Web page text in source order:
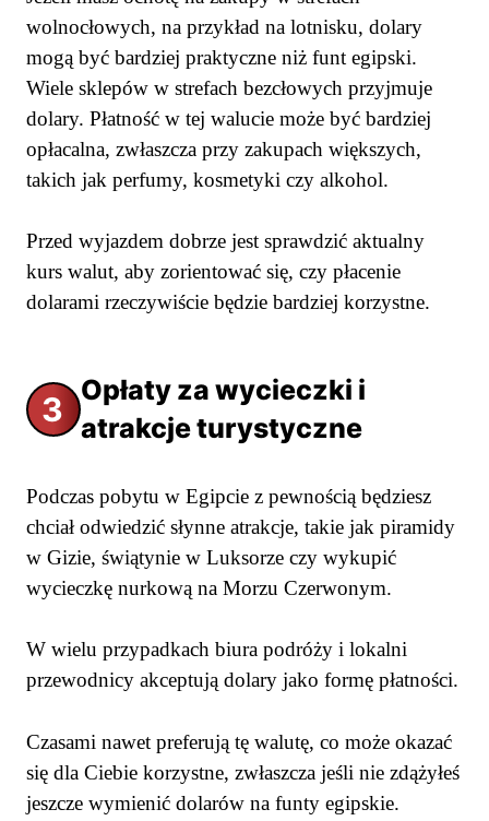
wolnocłowych, na przykład na lotnisku, dolary
mogą być bardziej praktyczne niż funt egipski.
Wiele sklepów w strefach bezcłowych przyjmuje
dolary. Płatność w tej walucie może być bardziej
opłacalna, zwłaszcza przy zakupach większych,
takich jak perfumy, kosmetyki czy alkohol.
Przed wyjazdem dobrze jest sprawdzić aktualny
kurs walut, aby zorientować się, czy płacenie
dolarami rzeczywiście będzie bardziej korzystne.
3 Opłaty za wycieczki i
atrakcje turystyczne
Podczas pobytu w Egipcie z pewnością będziesz
chciał odwiedzić słynne atrakcje, takie jak piramidy
w Gizie, świątynie w Luksorze czy wykupić
wycieczkę nurkową na Morzu Czerwonym.
W wielu przypadkach biura podróży i lokalni
przewodnicy akceptują dolary jako formę płatności.
Czasami nawet preferują tę walutę, co może okazać
się dla Ciebie korzystne, zwłaszcza jeśli nie zdążyłeś
jeszcze wymienić dolarów na funty egipskie.